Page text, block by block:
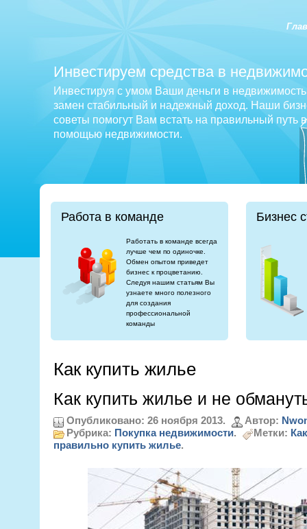
Инвестируем средства в
Инвестируя с умом Ваши деньги в
замен стабильный и надежный доход. Наши
советы помогут Вам встать на правильный путь
помощью недвижимости.
Работа в команде
Работать в команде всегда
лучше чем по одиночке.
Обмен опытом приведет
бизнес к процветанию.
Следуя нашим статьям Вы
узнаете много полезного
для создания
профессиональной
команды
Бизнес
Как купить жилье
Как купить жилье и не
Опубликовано: 26 ноября 2013. Автор:
Рубрика: Покупка недвижимости. Метки:
правильно купить жилье.